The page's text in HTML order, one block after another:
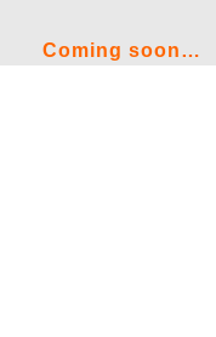
Coming soon…